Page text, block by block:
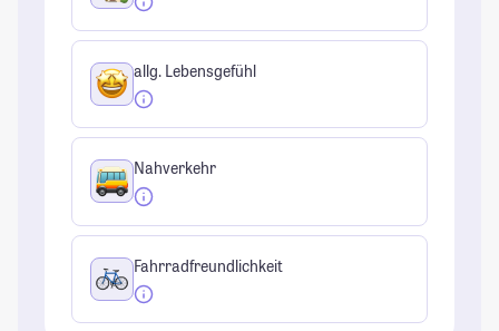
allg. Lebensgefühl
Nahverkehr
Fahrradfreundlichkeit